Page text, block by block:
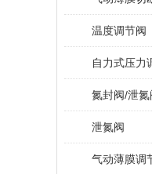
温度调节阀
自力式压力
氮封阀/泄
泄氮阀